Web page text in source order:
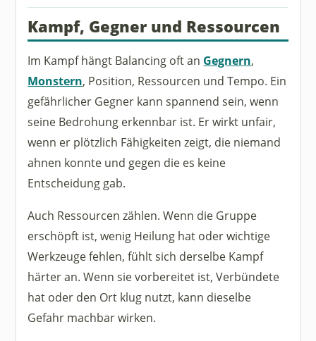
Kampf, Gegner und Ressourcen
Im Kampf hängt Balancing oft an Gegnern,
Monstern, Position, Ressourcen und Tempo. Ein
gefährlicher Gegner kann spannend sein, wenn
seine Bedrohung erkennbar ist. Er wirkt unfair,
wenn er plötzlich Fähigkeiten zeigt, die niemand
ahnen konnte und gegen die es keine
Entscheidung gab.
Auch Ressourcen zählen. Wenn die Gruppe
erschöpft ist, wenig Heilung hat oder wichtige
Werkzeuge fehlen, fühlt sich derselbe Kampf
härter an. Wenn sie vorbereitet ist, Verbündete
hat oder den Ort klug nutzt, kann dieselbe
Gefahr machbar wirken.